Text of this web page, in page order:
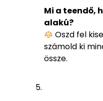
Mi a teendő,
alakú?
Oszd fel
számold ki
össze.